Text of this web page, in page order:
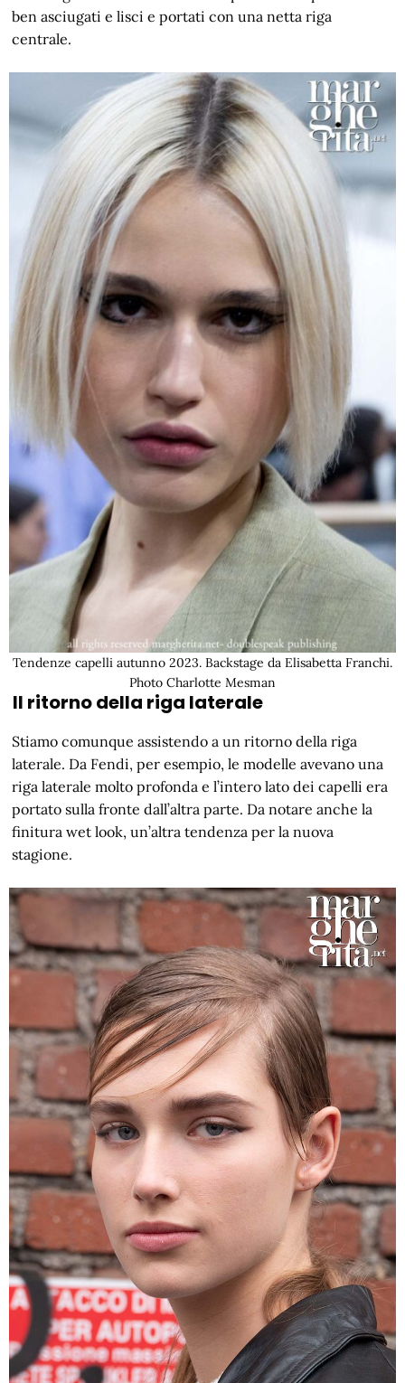
ben asciugati e lisci e portati con una netta riga
centrale.
Tendenze capelli autunno 2023. Backstage da Elisabetta Franchi.
Photo Charlotte Mesman
Il ritorno della riga laterale
Stiamo comunque assistendo a un ritorno della riga
laterale. Da Fendi, per esempio, le modelle avevano una
riga laterale molto profonda e l’intero lato dei capelli era
portato sulla fronte dall’altra parte. Da notare anche la
finitura wet look, un’altra tendenza per la nuova
stagione.